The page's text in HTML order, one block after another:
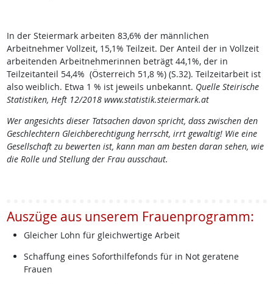
In der Steiermark arbeiten 83,6% der männlichen
Arbeitnehmer Vollzeit, 15,1% Teilzeit. Der Anteil der in Vollzeit
arbeitenden Arbeitnehmerinnen beträgt 44,1%, der in
Teilzeitanteil 54,4% (Österreich 51,8 %) (S.32). Teilzeitarbeit ist
also weiblich. Etwa 1 % ist jeweils unbekannt. Quelle Steirische
Statistiken, Heft 12/2018 www.statistik.steiermark.at
Wer angesichts dieser Tatsachen davon spricht, dass zwischen den
Geschlechtern Gleichberechtigung herrscht, irrt gewaltig! Wie eine
Gesellschaft zu bewerten ist, kann man am besten daran sehen, wie
die Rolle und Stellung der Frau ausschaut.
Auszüge aus unserem Frauenprogramm:
Gleicher Lohn für gleichwertige Arbeit
Schaffung eines Soforthilfefonds für in Not geratene
Frauen